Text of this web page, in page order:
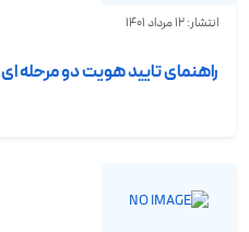
انتشار: 12 مرداد 1401
راهنمای تایید هویت دو مرحله ای